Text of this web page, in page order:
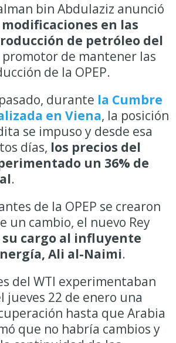
bin Abdulaziz anunció
en las
de petróleo del
de mantener las
de la OPEP.
durante la Cumbre
en Viena, la posición
se impuso y desde esa
días, los precios del
un 36% de
.
de la OPEP se crearon
un cambio, el nuevo Rey
cargo al influyente
Ali al-Naimi.
del WTI experimentaban
jueves 22 de enero una
hasta que Arabia
que no habría cambios y